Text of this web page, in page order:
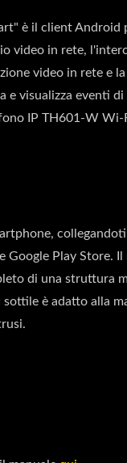
è il client Android
video in rete,
video in rete e
e visualizza eventi
IP TH601-W Wi-
Google Play Store.
di una struttura
è adatto alla